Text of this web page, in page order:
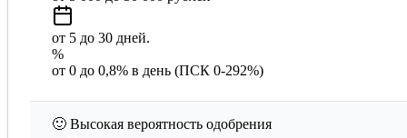
от 5 до 30 дней.
%
от 0 до 0,8% в день (ПСК 0-292%)
🙂 Высокая вероятность одобрения